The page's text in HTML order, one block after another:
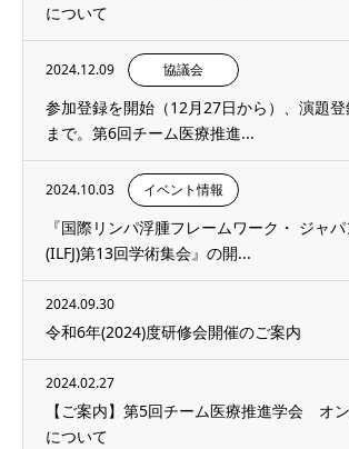
について
2024.12.09 協議会
参加登録を開始（12月27日から）、演題
まで。第6回チーム医療推進...
2024.10.03 イベント情報
『国際リンパ浮腫フレームワーク・ ジャ
(ILFJ)第13回学術集会』の開...
2024.09.30
令和6年(2024)度研修会開催のご案内
2024.02.27
【ご案内】第5回チーム医療推進学会 オ
について